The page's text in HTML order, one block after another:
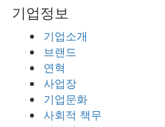
기업정보
기업소개
브랜드
연혁
사업장
기업문화
사회적 책무